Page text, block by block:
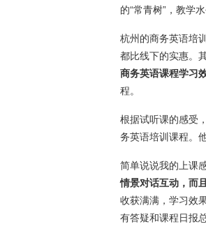
的“常青树”，教学
杭州的商务英语培
都比线下的实惠。
商务英语课程学习
程。
根据试听课的感受
务英语培训课程。
简单说说我的上课
情景对话互动，而
收获满满，学习效
有答疑和课程日报